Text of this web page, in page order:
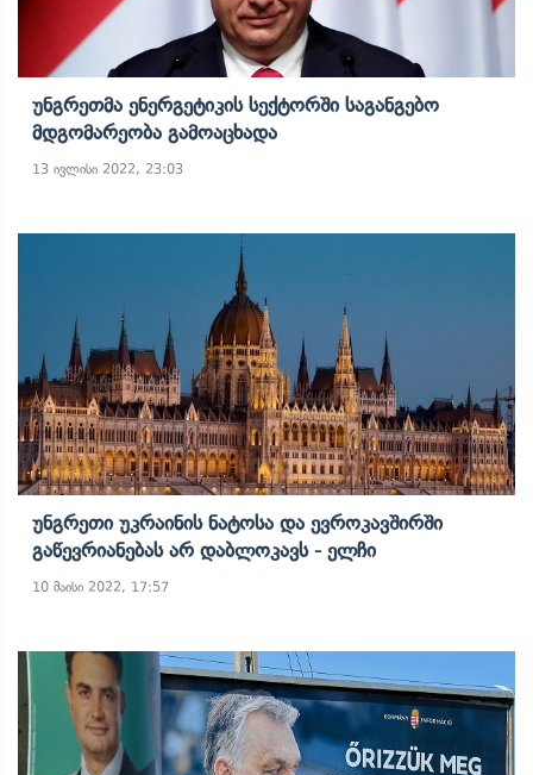
Უნგრეთმა Ენერგეტიკის Სექტორში Საგანგებო
Მდგომარეობა Გამოაცხადა
13 ივლისი 2022, 23:03
Უნგრეთი Უკრაინის Ნატოსა Და Ევროკავშირში
Გაწევრიანებას Არ Დაბლოკავს - Ელჩი
10 მაისი 2022, 17:57